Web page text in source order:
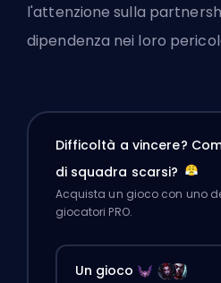
l'attenzione sulla
dipendenza nei loro
Difficoltà a vincere?
di squadra scarsi?
Acquista un gioco con uno
giocatori PRO.
Un gioco